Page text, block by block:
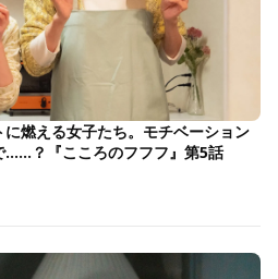
燃える女子たち。モチベーション
……？『こころのフフフ』第5話